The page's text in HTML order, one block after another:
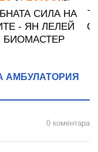
СИЛА НА
- ЯН ЛЕЛЕЙ
БИОМАСТЕР
С
АМБУЛАТОРИЯ
0 коментара